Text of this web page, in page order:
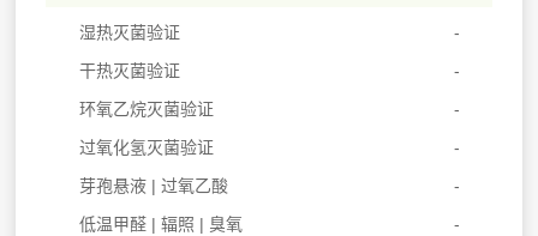
湿热灭菌验证
干热灭菌验证
环氧乙烷灭菌验证
过氧化氢灭菌验证
芽孢悬液 | 过氧乙酸
低温甲醛 | 辐照 | 臭氧